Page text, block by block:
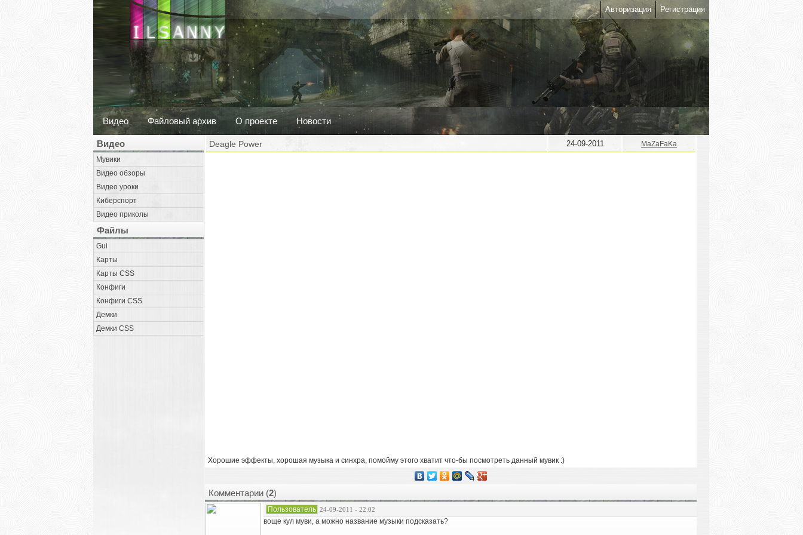
Авторизация Регистрация
Видео Файловый архив О проекте Новости
Видео
Мувики
Видео обзоры
Видео уроки
Киберспорт
Видео приколы
Файлы
Gui
Карты
Карты CSS
Конфиги
Конфиги CSS
Демки
Демки CSS
Deagle Power 24-09-2011 MaZaFaKa
Хорошие эффекты, хорошая музыка и синхра, помойму этого хватит что-бы посмотреть данный мувик :)
Комментарии (2)
Пользователь 24-09-2011 - 22:02
воще кул муви, а можно название музыки подсказать?